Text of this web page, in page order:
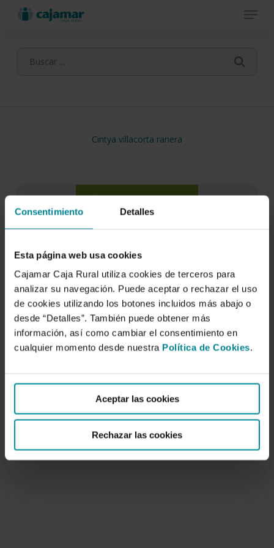
Consentimiento Detalles
Esta página web usa cookies
Cajamar Caja Rural utiliza cookies de terceros para
analizar su navegación. Puede aceptar o rechazar el uso
de cookies utilizando los botones incluidos más abajo o
desde “Detalles”. También puede obtener más
información, así como cambiar el consentimiento en
cualquier momento desde nuestra Política de Cookies.
Aceptar las cookies
Rechazar las cookies
Menu
Cintya villacorta ranera
sector agroalimentario
11 de octubre de 2022
un conjunto de indicadores que facilitan el…